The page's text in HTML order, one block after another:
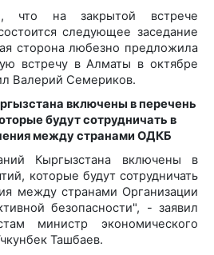
что на закрытой встрече
следующее заседание
сторона любезно предложила
встречу в Алматы в октябре
Валерий Семериков.
включены в перечень
будут сотрудничать в
между странами ОДКБ
Кыргызстана включены в
которые будут сотрудничать
между странами Организации
безопасности", - заявил
министр экономического
Ташбаев.